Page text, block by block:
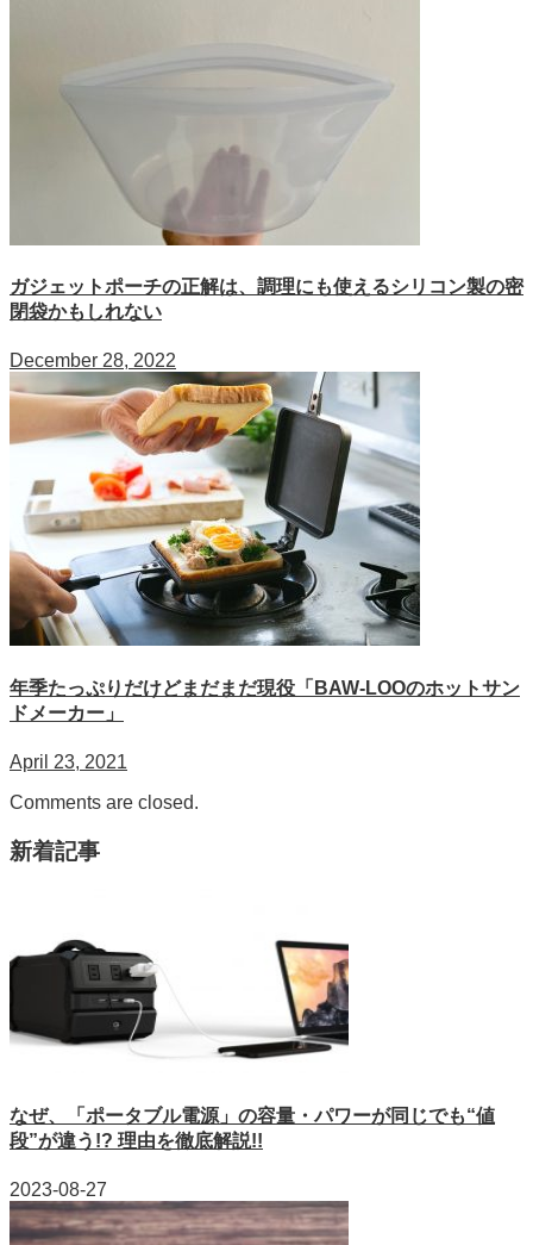
ガジェットポーチの正解は、調理にも使えるシリコン製の密
閉袋かもしれない
December 28, 2022
年季たっぷりだけどまだまだ現役「BAW-LOOのホットサン
ドメーカー」
April 23, 2021
Comments are closed.
新着記事
なぜ、「ポータブル電源」の容量・パワーが同じでも“値
段”が違う!? 理由を徹底解説!!
2023-08-27